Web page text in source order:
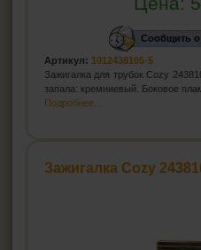
Сообщить о
Артикул: 1012438105-5
Зажигалка для трубок Cozy
запала: кремниевый. Боковое
Подробнее...
Зажигалка Cozy